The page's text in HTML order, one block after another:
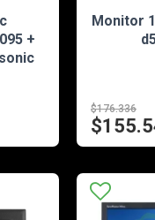
+
Monitor
$176.336